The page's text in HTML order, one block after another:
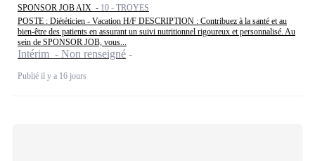
SPONSOR JOB AIX - 10 - TROYES
POSTE : Diététicien - Vacation H/F DESCRIPTION : Contribuez à la santé et au
bien-être des patients en assurant un suivi nutritionnel rigoureux et personnalisé. Au
sein de SPONSOR JOB, vous...
Intérim - Non renseigné
Publié il y a 16 jours